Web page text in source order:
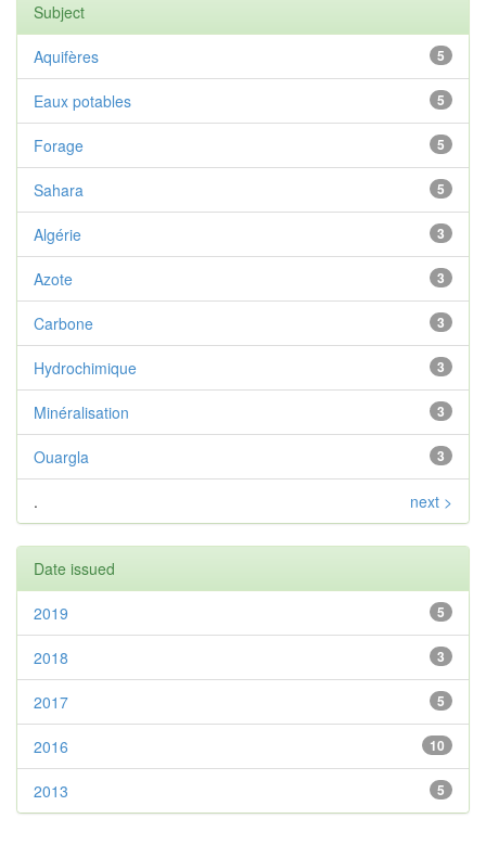
Subject
5
Aquifères
5
Eaux potables
5
Forage
5
Sahara
3
Algérie
3
Azote
3
Carbone
3
Hydrochimique
3
Minéralisation
3
Ouargla
. next >
Date issued
5
2019
3
2018
5
2017
10
2016
5
2013